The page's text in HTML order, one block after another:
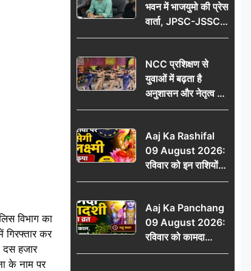
विभाग का
कर
दस हजार
के नाम पर
भवन में भाजयुमो की प्रेस
वार्ता, JPSC-JSSC
पेपर लीक के विरोध में
विधानसभा घेराव का
ऐलान
NCC प्रशिक्षण से
युवाओं में बढ़ता है
अनुशासन और नेतृत्व का
गुण: डॉ. जी.एन. खान
Aaj Ka Rashifal
09 August 2026:
रविवार को इन राशियों
पर बरसेगी मां लक्ष्मी की
योग
Aaj Ka Panchang
09 August 2026:
रविवार को कामदा
एकादशी का व्रत, जानें